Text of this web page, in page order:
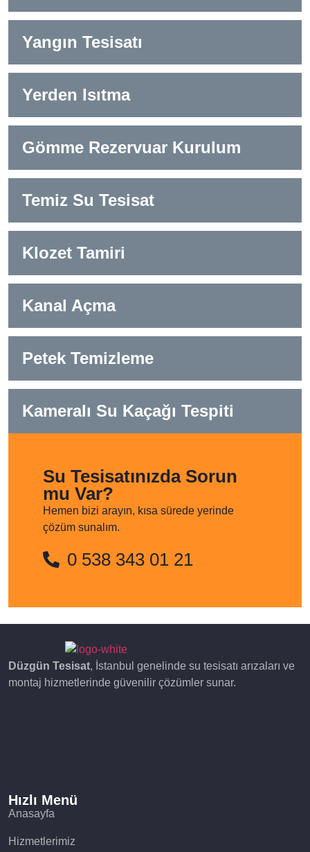
Yangın Tesisatı
Yerden Isıtma
Gömme Rezervuar Kurulum
Temiz Su Tesisat
Klozet Tamiri
Kanal Açma
Petek Temizleme
Kameralı Su Kaçağı Tespiti
Su Tesisatınızda Sorun
mu Var?
Hemen bizi arayın, kısa sürede yerinde
çözüm sunalım.
0 538 343 01 21
Düzgün Tesisat, İstanbul genelinde su tesisatı arızaları ve
montaj hizmetlerinde güvenilir çözümler sunar.
Hızlı Menü
Anasayfa
Hizmetlerimiz